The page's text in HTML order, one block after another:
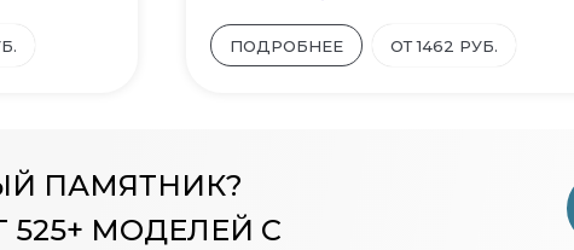
ПОДРОБНЕЕ ОТ 1462 РУБ.
ПАМЯТНИК?
МОДЕЛЕЙ С